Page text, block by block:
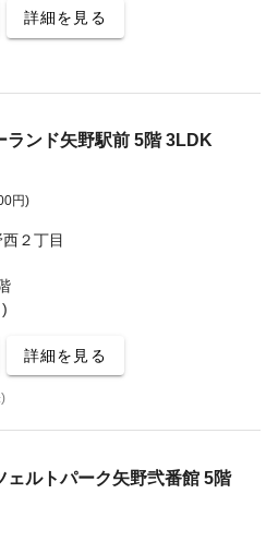
詳細を見る
ランド矢野駅前 5階 3LDK
円)
２丁目
詳細を見る
ェルトパーク矢野弐番館 5階